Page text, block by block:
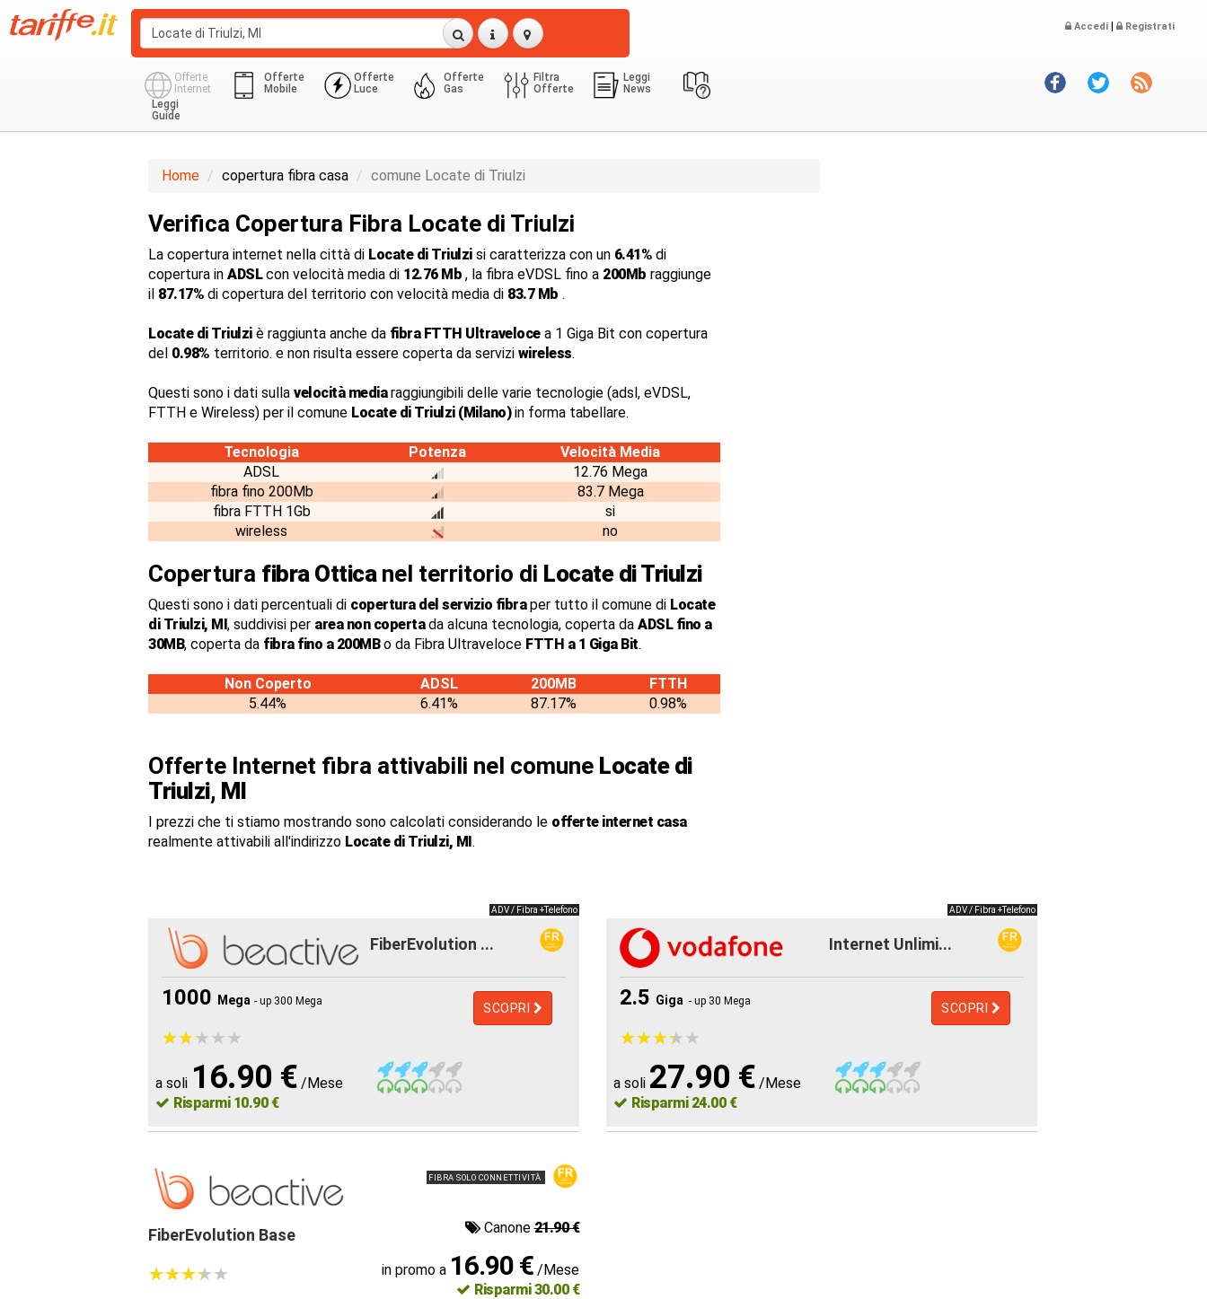
Accedi | Registrati
Offerte
Internet
Offerte
Mobile
Offerte
Luce
Offerte
Gas
Filtra
Offerte
Leggi
News
Leggi
Guide
Home copertura fibra casa comune Locate di Triulzi
Verifica Copertura Fibra Locate di Triulzi
La copertura internet nella città di Locate di Triulzisi caratterizza con un 6.41% di
copertura in ADSLcon velocità media di 12.76 Mb , la fibra eVDSL fino a 200Mb raggiunge
il 87.17% di copertura del territorio con velocità media di 83.7 Mb .
Locate di Triulziè raggiunta anche da fibra FTTH Ultravelocea 1 Giga Bit con copertura
del 0.98% territorio. e non risulta essere coperta da servizi wireless.
Questi sono i dati sulla velocità mediaraggiungibili delle varie tecnologie (adsl, eVDSL,
FTTH e Wireless) per il comune Locate di Triulzi (Milano)in forma tabellare.
Tecnologia Potenza
Velocità Media
ADSL
12.76 Mega
fibra fino 200Mb
83.7 Mega
fibra FTTH 1Gb
si
wireless
no
Copertura fibra Otticanel territorio di Locate di Triulzi
Questi sono i dati percentuali di copertura del servizio fibraper tutto il comune di Locate
di Triulzi, MI, suddivisi per area non copertada alcuna tecnologia, coperta da ADSL fino a
30MB, coperta da fibra fino a 200MBo da Fibra Ultraveloce FTTH a 1 Giga Bit.
Non Coperto ADSL 200MB
FTTH
5.44%
6.41% 87.17% 0.98%
Offerte Internet fibra attivabili nel comune Locate di
Triulzi, MI
I prezzi che ti stiamo mostrando sono calcolati considerando le offerte internet casa
realmente attivabili all'indirizzo Locate di Triulzi, MI.
ADV / Fibra +Telefono
FiberEvolution ...
1000 Mega - up 300 Mega SCOPRI
★★★★★
★★★★★
a soli 16.90 € /Mese
Risparmi 10.90 €
ADV / Fibra +Telefono
Internet Unlimi...
2.5 Giga - up 30 Mega SCOPRI
★★★★★
★★★★★
a soli 27.90 € /Mese
Risparmi 24.00 €
FIBRA SOLO CONNETTIVITÀ
FiberEvolution Base Canone21.90 €
★★★★★
★★★★★ in promo a 16.90 € /Mese
Risparmi 30.00 €